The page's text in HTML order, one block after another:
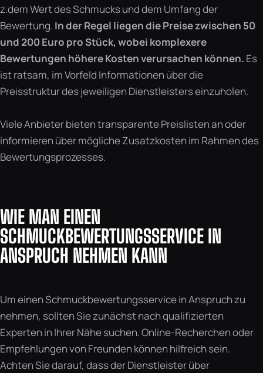
z.dem Wert des Schmucks und dem Umfang der
Bewertung. In der Regel liegen die Preise zwischen 50
und 200 Euro pro Stück, wobei komplexere
Bewertungen höhere Kosten verursachen können. Es
ist ratsam, im Vorfeld Informationen über die
Preisstruktur des jeweiligen Dienstleisters einzuholen.
Viele Anbieter bieten transparente Preislisten an oder
informieren über mögliche Zusatzkosten im Rahmen des
Bewertungsprozesses.
WIE MAN EINEN
SCHMUCKBEWERTUNGSSERVICE IN
ANSPRUCH NEHMEN KANN
Um einen Schmuckbewertungsservice in Anspruch zu
nehmen, sollten Sie zunächst nach qualifizierten
Experten in Ihrer Nähe suchen. Online-Recherchen oder
Empfehlungen von Freunden können hilfreich sein.
Achten Sie darauf, dass der Dienstleister über